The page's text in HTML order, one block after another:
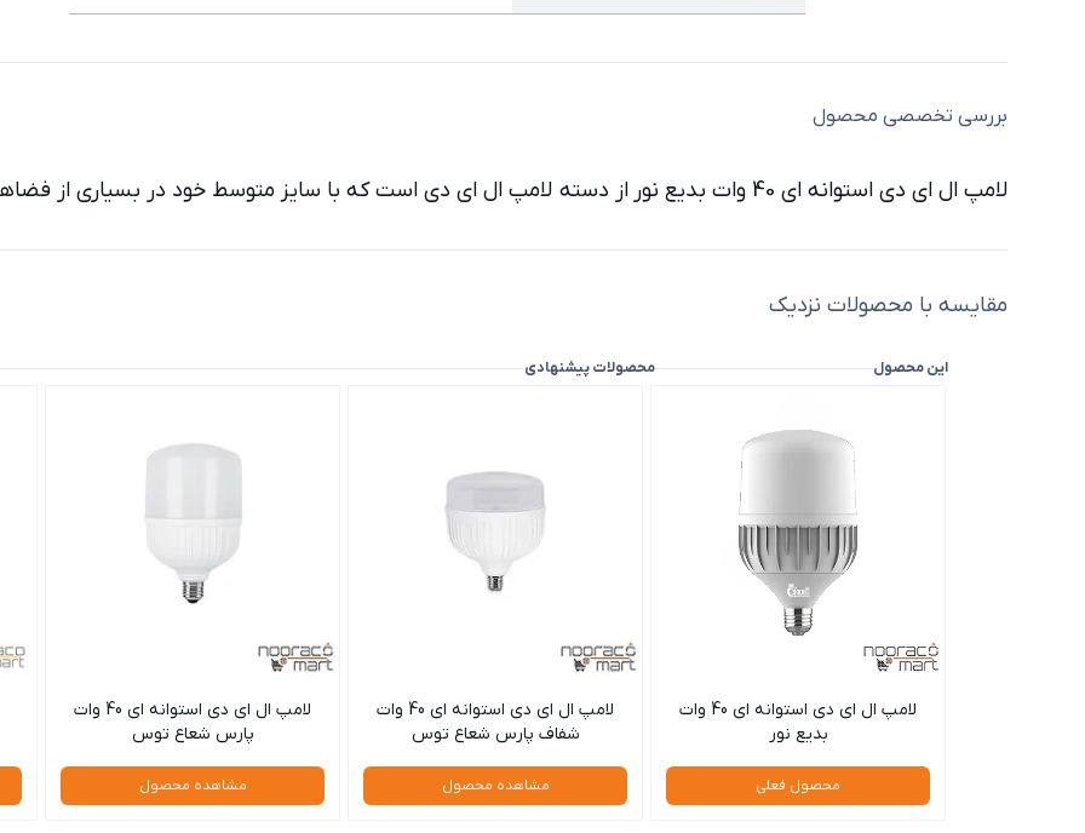
بررسی تخصصی محصول
لامپ ال ای دی استوانه ای 40 وات بدیع نور از دسته لامپ ال ای دی است که با سایز متوسط خود در بسیاری از
مقایسه با محصولات نزدیک
این محصول محصولات پیشنهادی
لامپ ال ای دی استوانه ای 40 وات
بدیع نور
محصول فعلی
لامپ ال ای دی استوانه ای 40 وات
شفاف پارس شعاع توس
مشاهده محصول
لامپ ال ای دی استوانه ای 40 وات
پارس شعاع توس
مشاهده محصول